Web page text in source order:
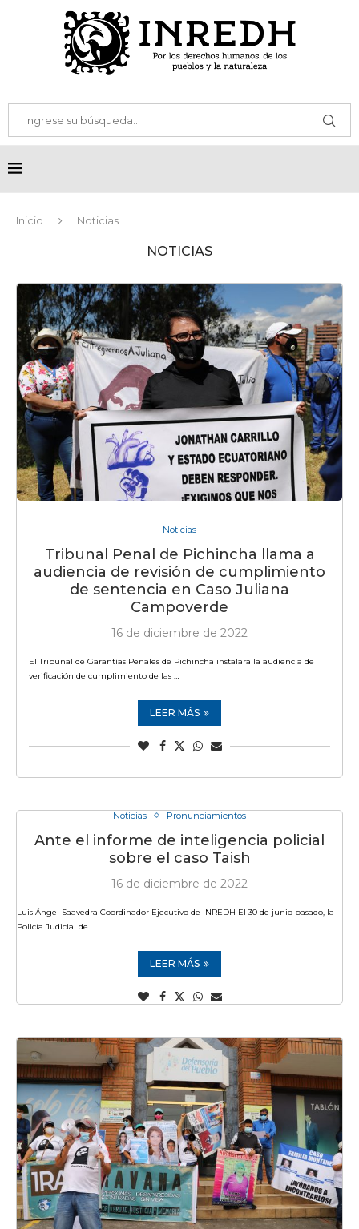
Inicio Noticias
NOTICIAS
Noticias
Tribunal Penal de Pichincha llama a
audiencia de revisión de cumplimiento
de sentencia en Caso Juliana
Campoverde
16 de diciembre de 2022
El Tribunal de Garantías Penales de Pichincha instalará la audiencia de
verificación de cumplimiento de las …
LEER MÁS
Noticias Pronunciamientos
Ante el informe de inteligencia policial
sobre el caso Taish
16 de diciembre de 2022
Luis Ángel Saavedra Coordinador Ejecutivo de INREDH El 30 de junio pasado, la
Policía Judicial de …
LEER MÁS